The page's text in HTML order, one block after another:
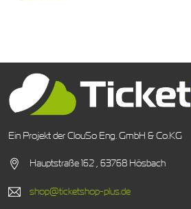
Ein Projekt der ClouSo Eng. GmbH & Co.KG
Hauptstraße 162 , 63768 Hösbach
shop@ticketshop-plus.de